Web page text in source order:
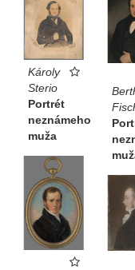
Károly
Sterio
Portrét
neznámeho
muža